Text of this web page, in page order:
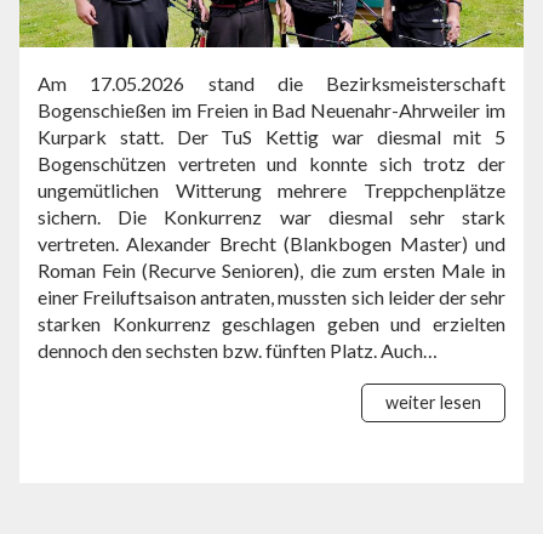
Am 17.05.2026 stand die Bezirksmeisterschaft
Bogenschießen im Freien in Bad Neuenahr-Ahrweiler im
Kurpark statt. Der TuS Kettig war diesmal mit 5
Bogenschützen vertreten und konnte sich trotz der
ungemütlichen Witterung mehrere Treppchenplätze
sichern. Die Konkurrenz war diesmal sehr stark
vertreten. Alexander Brecht (Blankbogen Master) und
Roman Fein (Recurve Senioren), die zum ersten Male in
einer Freiluftsaison antraten, mussten sich leider der sehr
starken Konkurrenz geschlagen geben und erzielten
dennoch den sechsten bzw. fünften Platz. Auch…
weiter lesen